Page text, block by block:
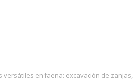
en faena: excavación de zanjas,